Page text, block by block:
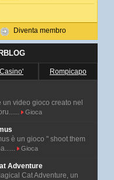
Diventa membro
Casino' Rompicapo
un video gioco creato nel
Gioca
è un gioco " shoot them
Gioca
Adventure
Cat Adventure, un